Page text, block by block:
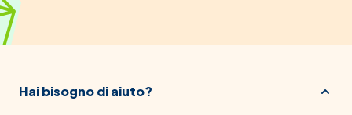
Hai bisogno di aiuto?